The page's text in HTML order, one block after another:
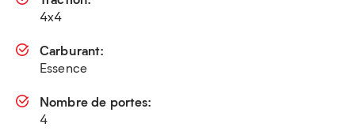
4x4
Carburant:
Essence
Nombre de portes:
4